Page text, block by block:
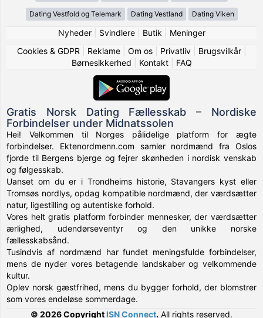
Dating Vestfold og Telemark Dating Vestland Dating Viken
Nyheder| Svindlere| Butik
Meninger
Cookies & GDPR
Reklame| Om os| Privatliv| Brugsvilkår|
Børnesikkerhed
Kontakt| FAQ
Gratis Norsk Dating Fællesskab – Nordiske
Forbindelser under Midnatssolen
Hei! Velkommen til Norges pålidelige platform for ægte
forbindelser. Ektenordmenn.com samler nordmænd fra Oslos
fjorde til Bergens bjerge og fejrer skønheden i nordisk venskab
og følgesskab.
Uanset om du er i Trondheims historie, Stavangers kyst eller
Tromsøs nordlys, opdag kompatible nordmænd, der værdsætter
natur, ligestilling og autentiske forhold.
Vores helt gratis platform forbinder mennesker, der værdsætter
ærlighed, udendørseventyr og den unikke norske
fællesskabsånd.
Tusindvis af nordmænd har fundet meningsfulde forbindelser,
mens de nyder vores betagende landskaber og velkommende
kultur.
Oplev norsk gæstfrihed, mens du bygger forhold, der blomstrer
som vores endeløse sommerdage.
© 2026 Copyright ISN Connect. All rights reserved.